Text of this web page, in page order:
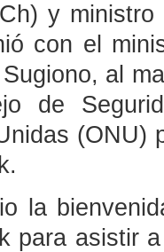
y
con el
al
de
(ONU)
la
para asistir